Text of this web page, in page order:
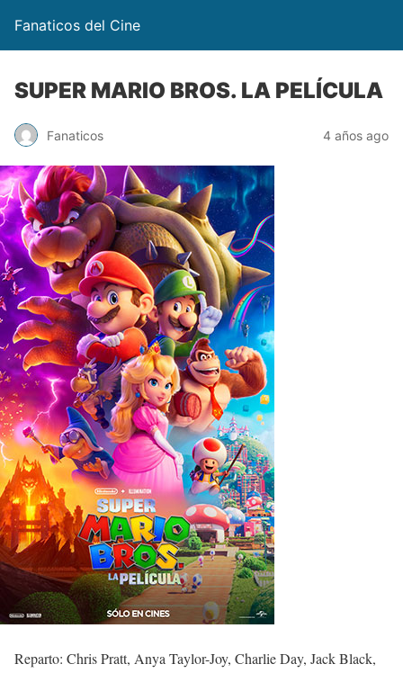
Fanaticos del Cine
SUPER MARIO BROS. LA PELÍCULA
Fanaticos 4 años ago
Reparto: Chris Pratt, Anya Taylor-Joy, Charlie Day, Jack Black,